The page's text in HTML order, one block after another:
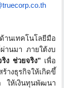
านเทคโนโลยีมือ
านมา ภายใต้งบ
ง ช่วยจริง” เพื่อ
างธุรกิจให้เกิดขึ้
ให้เงินทุนพัฒนา